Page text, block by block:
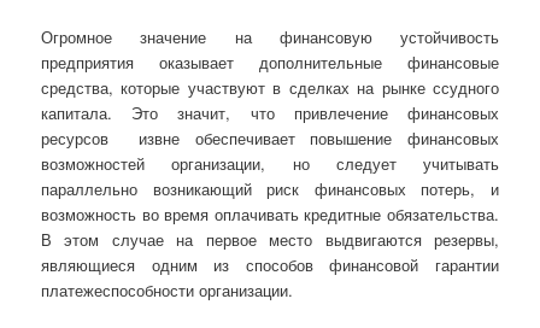
Огромное значение на финансовую устойчивость
предприятия оказывает дополнительные финансовые
средства, которые участвуют в сделках на рынке ссудного
капитала. Это значит, что привлечение финансовых
ресурсов извне обеспечивает повышение финансовых
возможностей организации, но следует учитывать
параллельно возникающий риск финансовых потерь, и
возможность во время оплачивать кредитные обязательства.
В этом случае на первое место выдвигаются резервы,
являющиеся одним из способов финансовой гарантии
платежеспособности организации.